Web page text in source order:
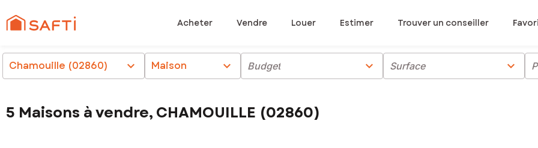
Acheter Vendre Louer Estimer Trouver un conseiller
Chamouille (02860) chevron_right Maison chevron_right Budget chevron_right Surface chevron_right
5 Maisons à vendre, CHAMOUILLE (02860)